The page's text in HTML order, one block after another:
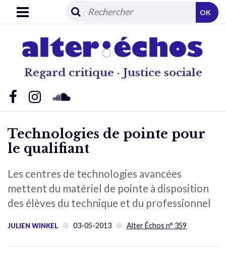
Regard critique · Justice sociale
OK
Technologies de pointe pour
le qualifiant
Les centres de technologies avancées
mettent du matériel de pointe à disposition
des élèves du technique et du professionnel
JULIEN WINKEL 03-05-2013 Alter Échos n° 359